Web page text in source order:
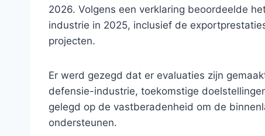
2026. Volgens een verklaring beoordeelde
industrie in 2025, inclusief de
projecten.
Er werd gezegd dat er evaluaties zijn
defensie-industrie, toekomstige
gelegd op de vastberadenheid om de
ondersteunen.